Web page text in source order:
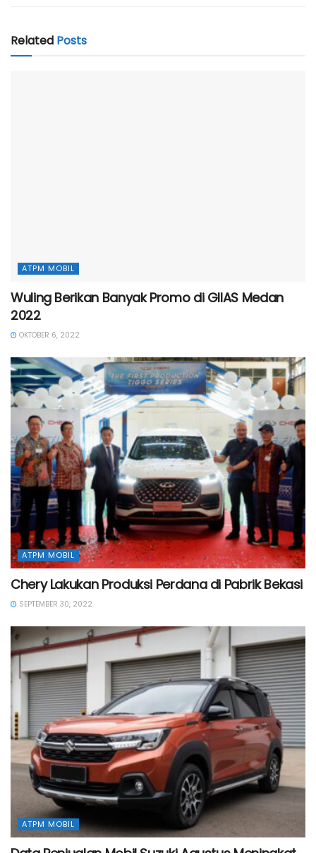
Related Posts
ATPM MOBIL
Wuling Berikan Banyak Promo di GIIAS Medan
2022
OKTOBER 6, 2022
ATPM MOBIL
Chery Lakukan Produksi Perdana di Pabrik Bekasi
SEPTEMBER 30, 2022
ATPM MOBIL